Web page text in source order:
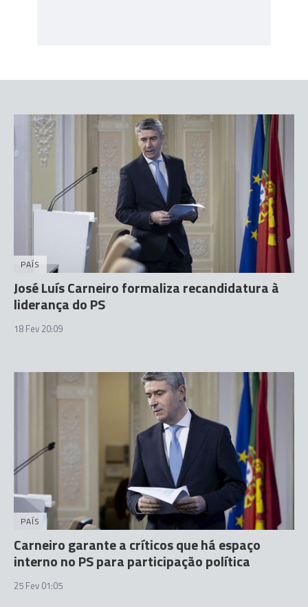
PAÍS
José Luís Carneiro formaliza recandidatura à
liderança do PS
18 Fev 20:09
PAÍS
Carneiro garante a críticos que há espaço
interno no PS para participação política
25 Fev 01:05